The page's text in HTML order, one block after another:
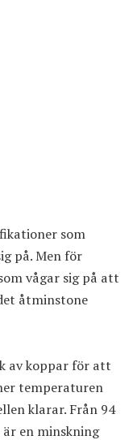
som
på. Men för
vågar sig på att
åtminstone
av koppar för att
temperaturen
klarar. Från 94
en minskning